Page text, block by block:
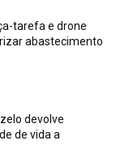
tarefa e drone
abastecimento
devolve
de vida a